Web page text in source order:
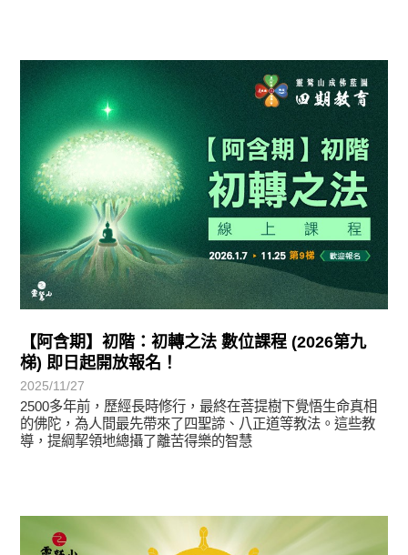
【阿含期】初階：初轉之法 數位課程 (2026第九
梯) 即日起開放報名！
2025/11/27
2500多年前，歷經長時修行，最終在菩提樹下覺悟生命真相
的佛陀，為人間最先帶來了四聖諦、八正道等教法。這些教
導，提綱挈領地總攝了離苦得樂的智慧
最新消息